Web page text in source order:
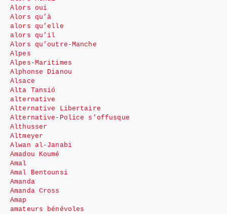
Alors oui
Alors qu’à
alors qu’elle
alors qu’il
Alors qu’outre-Manche
Alpes
Alpes-Maritimes
Alphonse Dianou
Alsace
Alta Tansió
alternative
Alternative Libertaire
Alternative-Police s’offusque
Althusser
Altmeyer
Alwan al-Janabi
Amadou Koumé
Amal
Amal Bentounsi
Amanda
Amanda Cross
Amap
amateurs bénévoles